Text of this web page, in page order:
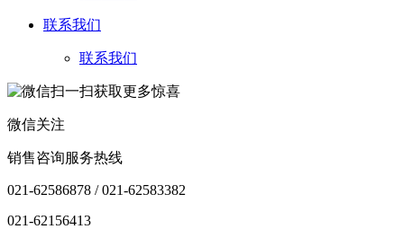
联系我们
联系我们
微信关注
销售咨询服务热线
021-62586878 / 021-62583382
021-62156413